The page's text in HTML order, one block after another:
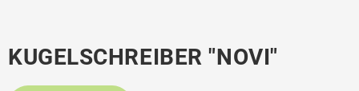
KUGELSCHREIBER "NOVI"